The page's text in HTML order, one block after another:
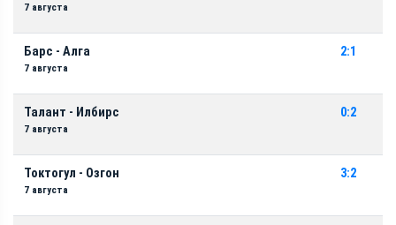
7 августа
Барс - Алга
7 августа
2:1
Талант - Илбирс
7 августа
0:2
Токтогул - Озгон
7 августа
3:2